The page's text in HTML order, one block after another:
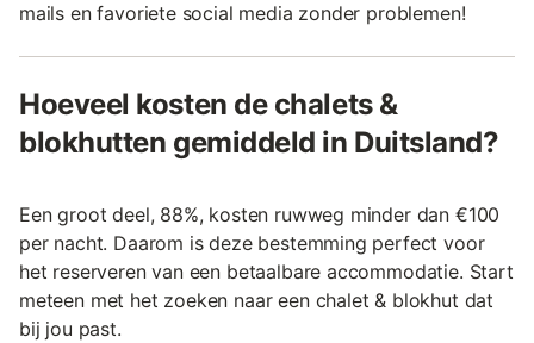
mails en favoriete social media zonder problemen!
Hoeveel kosten de chalets &
blokhutten gemiddeld in Duitsland?
Een groot deel, 88%, kosten ruwweg minder dan €100
per nacht. Daarom is deze bestemming perfect voor
het reserveren van een betaalbare accommodatie. Start
meteen met het zoeken naar een chalet & blokhut dat
bij jou past.